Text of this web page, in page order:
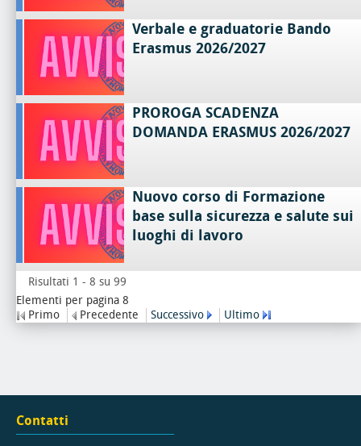
Verbale e graduatorie Bando
Erasmus 2026/2027
PROROGA SCADENZA
DOMANDA ERASMUS 2026/2027
Nuovo corso di Formazione
base sulla sicurezza e salute sui
luoghi di lavoro
Risultati 1 - 8 su 99
Elementi per pagina 8
Primo
Precedente Successivo Ultimo
Contatti